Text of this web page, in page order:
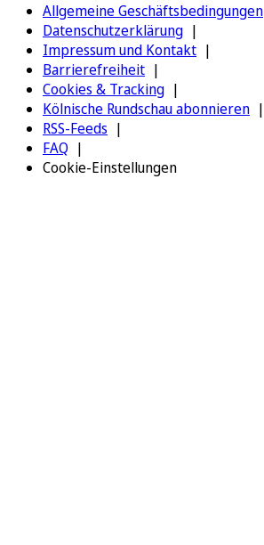
Allgemeine Geschäftsbedingungen
Datenschutzerklärung
Impressum und Kontakt
Barrierefreiheit
Cookies & Tracking
Kölnische Rundschau abonnieren
RSS-Feeds
FAQ
Cookie-Einstellungen